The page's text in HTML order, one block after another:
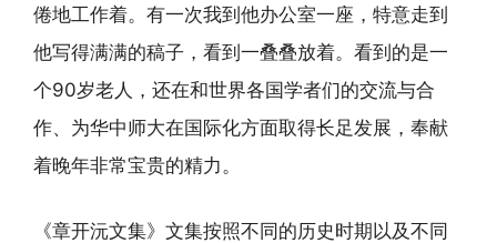
倦地工作着。有一次我到他办公室一座，特意走到
他写得满满的稿子，看到一叠叠放着。看到的是一
个90岁老人，还在和世界各国学者们的交流与合
作、为华中师大在国际化方面取得长足发展，奉献
着晚年非常宝贵的精力。
《章开沅文集》文集按照不同的历史时期以及不同